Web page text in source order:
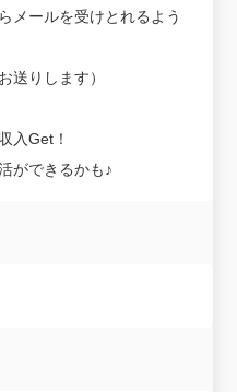
メールを受けとれるよう
送りします）
入Get！
ができるかも♪